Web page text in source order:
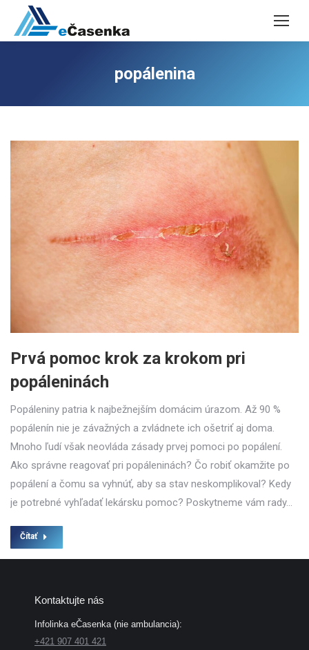
popálenina
Prvá pomoc krok za krokom pri
popáleninách
Popáleniny patria k najbežnejším domácim úrazom. Až 90 %
popálenín nie je závažných a zvládnete ich ošetriť aj doma.
Mnoho ľudí však neovláda zásady prvej pomoci po popálení.
Ako správne reagovať pri popáleninách? Čo robiť okamžite po
popálení a čomu sa vyhnúť, aby sa stav neskomplikoval? Kedy
je potrebné vyhľadať lekársku pomoc? Poskytneme vám rady…
Čítať
Kontaktujte nás
Infolinka eČasenka (nie ambulancia):
+421 907 401 421